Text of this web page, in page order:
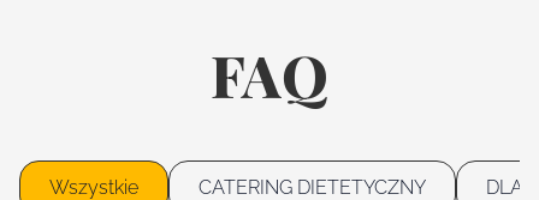
FAQ
Wszystkie CATERING DIETETYCZNY DLA